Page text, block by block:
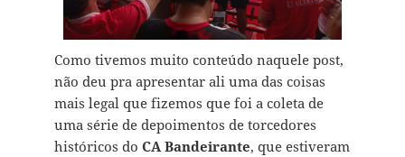
Como tivemos muito conteúdo naquele post,
não deu pra apresentar ali uma das coisas
mais legal que fizemos que foi a coleta de
uma série de depoimentos de torcedores
históricos do CA Bandeirante, que estiveram